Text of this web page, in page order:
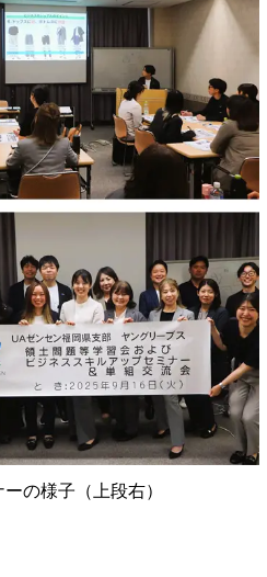
の様子（上段右）